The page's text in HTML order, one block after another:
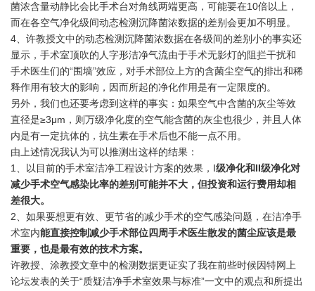
菌浓含量动静比会比手术台对角线两端更高，可能要在10倍以上，
而在各空气净化级间动态检测沉降菌浓数据的差别会更加不明显。
4、许教授文中的动态检测沉降菌浓数据在各级间的差别小的事实还
显示，手术室顶吹的人字形洁净气流由于手术无影灯的阻拦干扰和
手术医生们的“围墙”效应，对手术部位上方的含菌尘空气的排出和稀
释作用有较大的影响，因而所起的净化作用是有一定限度的。
另外，我们也还要考虑到这样的事实：如果空气中含菌的灰尘等效
直径是≥3μm，则万级净化度的空气能含菌的灰尘也很少，并且人体
内是有一定抗体的，抗生素在手术后也不能一点不用。
由上述情况我认为可以推测出这样的结果：
1、以目前的手术室洁净工程设计方案的效果，I级净化和II级净化对
减少手术空气感染比率的差别可能并不大，但投资和运行费用却相
差很大。
2、如果要想更有效、更节省的减少手术的空气感染问题，在洁净手
术室内能直接控制减少手术部位四周手术医生散发的菌尘应该是最
重要，也是最有效的技术方案。
许教授、涂教授文章中的检测数据更证实了我在前些时候因特网上
论坛发表的关于“质疑洁净手术室效果与标准”一文中的观点和所提出